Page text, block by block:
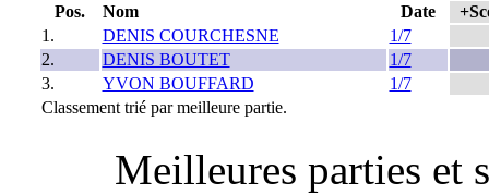
Pos.
Nom Date
1.
DENIS COURCHESNE
1/7
2.
DENIS BOUTET
1/7
3.
YVON BOUFFARD
1/7
Classement trié par meilleure partie.
Meilleures parties et